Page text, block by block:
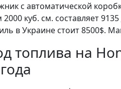
c автоматической
куб. см. составляет
в Украине стоит 8500$.
топлива на